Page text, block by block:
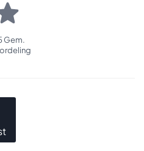
Gem.